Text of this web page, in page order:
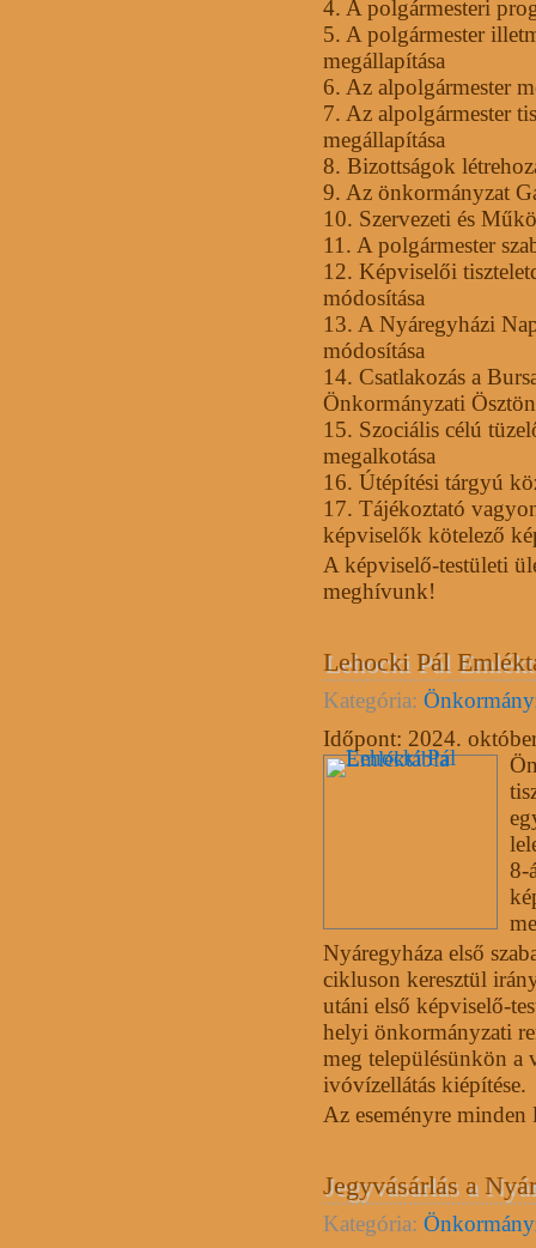
4. A polgármesteri
5. A polgármester
megállapítása
6. Az alpolgármester
7. Az alpolgármester
megállapítása
8. Bizottságok
9. Az önkormányzat
10. Szervezeti és
11. A polgármester
12. Képviselői
módosítása
13. A Nyáregyházi
módosítása
14. Csatlakozás a
Önkormányzati
15. Szociális célú
megalkotása
16. Útépítési tárgyú
17. Tájékoztató
képviselők kötelező
A képviselő-testületi
meghívunk!
Lehocki Pál
Kategória:
Időpont: 2024.
8-
Nyáregyháza első
cikluson keresztül
utáni első képviselő-
helyi önkormányzati
meg településünkön a
ivóvízellátás kiépítése.
Az eseményre
Jegyvásárlás a
Kategória: